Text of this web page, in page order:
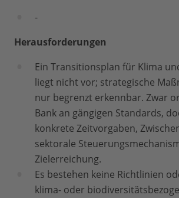
-
Herausforderungen
Ein Transitionsplan für Klima
liegt nicht vor; strategische
nur begrenzt erkennbar. Zwar
Bank an gängigen Standards,
konkrete Zeitvorgaben,
sektorale
Zielerreichung.
Es bestehen keine Richtlinien
klima- oder